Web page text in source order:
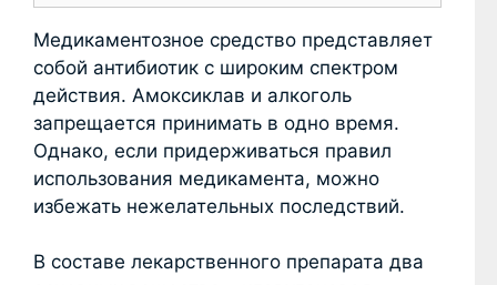
Медикаментозное средство представляет
собой антибиотик с широким спектром
действия. Амоксиклав и алкоголь
запрещается принимать в одно время.
Однако, если придерживаться правил
использования медикамента, можно
избежать нежелательных последствий.
В составе лекарственного препарата два